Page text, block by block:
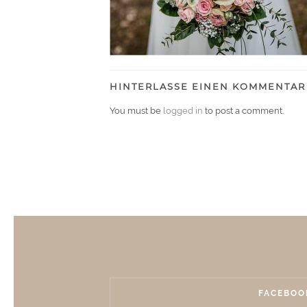
HINTERLASSE EINEN KOMMENTAR
You must be logged in to post a comment.